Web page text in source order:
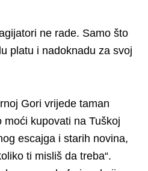
ne rade. Samo što
platu i nadoknadu za svoj
Gori vrijede taman
kupovati na Tuškoj
escajga i starih novina,
ti misliš da treba“.